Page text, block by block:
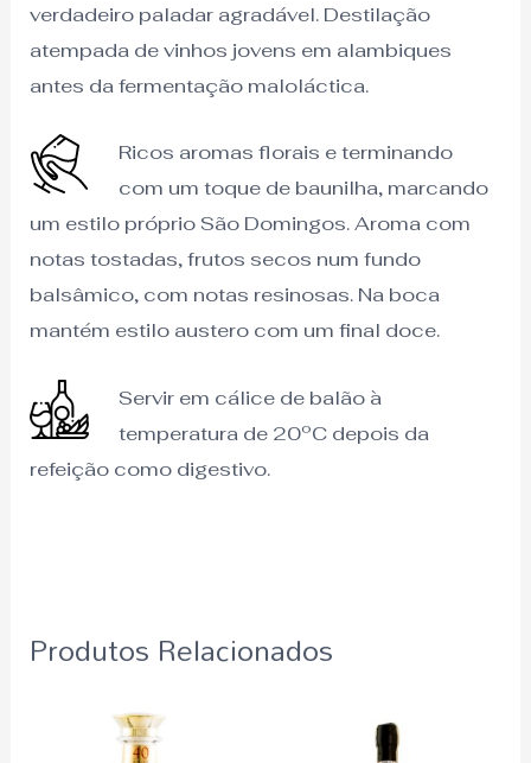
verdadeiro paladar agradável. Destilação
atempada de vinhos jovens em alambiques
antes da fermentação maloláctica.
Ricos aromas florais e terminando
com um toque de baunilha, marcando
um estilo próprio São Domingos. Aroma com
notas tostadas, frutos secos num fundo
balsâmico, com notas resinosas. Na boca
mantém estilo austero com um final doce.
Servir em cálice de balão à
temperatura de 20ºC depois da
refeição como digestivo.
Produtos Relacionados